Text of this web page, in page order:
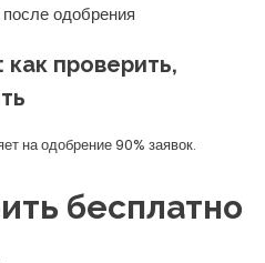
одобрения
проверить,
на одобрение 90% заявок.
бесплатно